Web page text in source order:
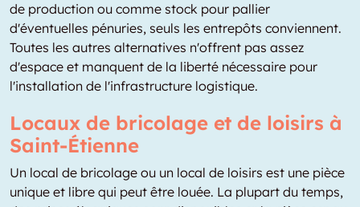
de production ou comme stock pour pallier
d'éventuelles pénuries, seuls les entrepôts conviennent.
Toutes les autres alternatives n'offrent pas assez
d'espace et manquent de la liberté nécessaire pour
l'installation de l'infrastructure logistique.
Locaux de bricolage et de loisirs à
Saint-Étienne
Un local de bricolage ou un local de loisirs est une pièce
unique et libre qui peut être louée. La plupart du temps,